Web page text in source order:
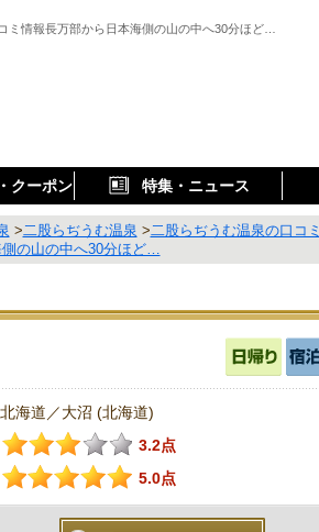
ミ情報長万部から日本海側の山の中へ30分ほど…
クーポン 特集・ニュース
>二股らぢうむ温泉 >二股らぢうむ温泉の口コミ
の山の中へ30分ほど…
北海道／大沼 (北海道)
3.2点
5.0点